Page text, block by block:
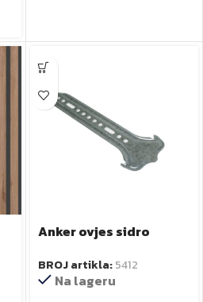
Anker ovjes sidro
BROJ artikla:5412
Na lageru